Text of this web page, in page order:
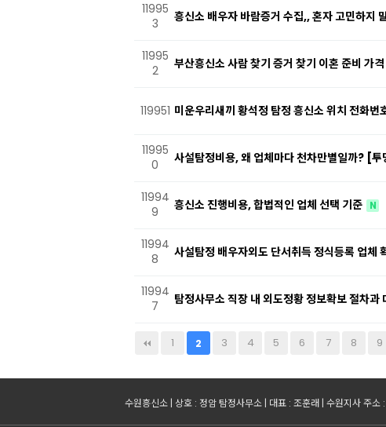
11995
3
흥신소 배우자 바람증거 수집,, 혼자 고민하지
11995
2
부산흥신소 사람 찾기 증거 찾기 이혼 준비 가
119951 미운우리새끼 황석정 탐정 흥신소 위치 전화번
11995
0
사설탐정비용, 왜 업체마다 천차만별일까? [투
11994
9
흥신소 진행비용, 합법적인 업체 선택 기준 N
11994
8
사설탐정 배우자외도 단서취득 정식등록 업체
11994
7
탐정사무소 직장 내 외도정황 정보확보 절차과
1 2 3 4 5 6 7 8 9
수원흥신소 | 상호 : 정암 탐정사무소 | 대표 : 조훈래 | 수원지사